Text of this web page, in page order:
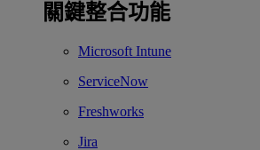
關鍵整合功能
Microsoft Intune
ServiceNow
Freshworks
Jira